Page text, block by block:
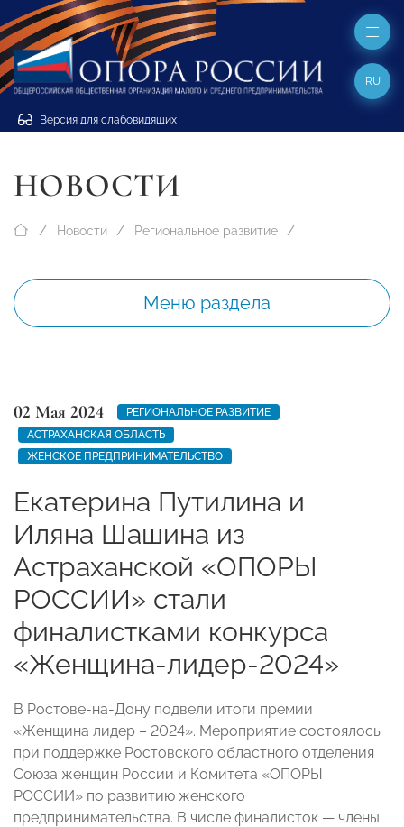
Версия для слабовидящих
RU
НОВОСТИ
Новости Региональное развитие
Меню раздела
02 Мая 2024
РЕГИОНАЛЬНОЕ РАЗВИТИЕ
АСТРАХАНСКАЯ ОБЛАСТЬ
ЖЕНСКОЕ ПРЕДПРИНИМАТЕЛЬСТВО
Екатерина Путилина и
Иляна Шашина из
Астраханской «ОПОРЫ
РОССИИ» стали
финалистками конкурса
«Женщина-лидер-2024»
В Ростове-на-Дону подвели итоги премии
«Женщина лидер – 2024». Мероприятие состоялось
при поддержке Ростовского областного отделения
Союза женщин России и Комитета «ОПОРЫ
РОССИИ» по развитию женского
предпринимательства. В числе финалисток — члены